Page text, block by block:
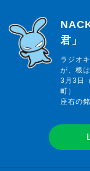
らじっと
君」
ラジオ
が、根
3月3日
町）
座右の